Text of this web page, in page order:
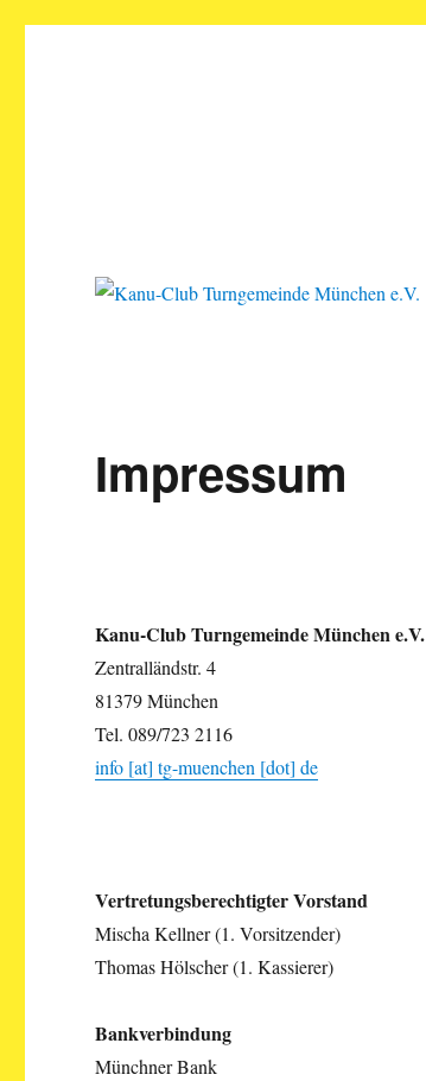
Impressum
Kanu-Club Turngemeinde München e.V.
Zentralländstr. 4
81379 München
Tel. 089/723 2116
info [at] tg-muenchen [dot] de
Vertretungsberechtigter Vorstand
Mischa Kellner (1. Vorsitzender)
Thomas Hölscher (1. Kassierer)
Bankverbindung
Münchner Bank